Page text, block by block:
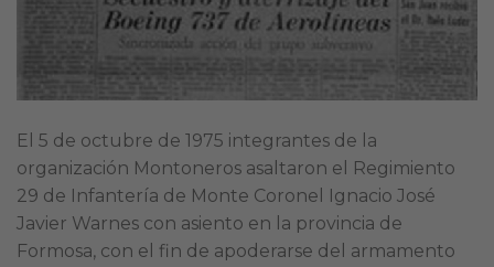
El 5 de octubre de 1975 integrantes de la
organización Montoneros asaltaron el Regimiento
29 de Infantería de Monte Coronel Ignacio José
Javier Warnes con asiento en la provincia de
Formosa, con el fin de apoderarse del armamento